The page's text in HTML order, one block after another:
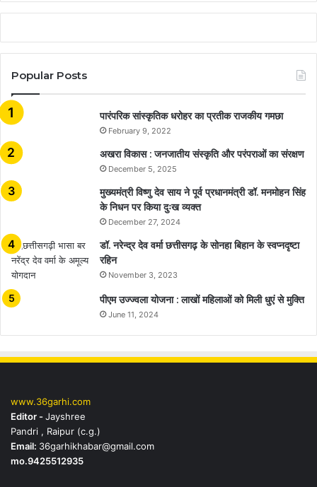
Popular Posts
​​​​​​​पारंपरिक सांस्कृतिक धरोहर का प्रतीक राजकीय गमछा
February 9, 2022
अखरा विकास : जनजातीय संस्कृति और परंपराओं का संरक्षण
December 5, 2025
मुख्यमंत्री विष्णु देव साय ने पूर्व प्रधानमंत्री डॉ. मनमोहन सिंह
के निधन पर किया दुःख व्यक्त
December 27, 2024
डॉ. नरेन्द्र देव वर्मा छत्तीसगढ़ के सोनहा बिहान के स्वप्नदृष्टा
रहिन
November 3, 2023
पीएम उज्ज्वला योजना : लाखों महिलाओं को मिली धुएं से मुक्ति
June 11, 2024
www.36garhi.com
Editor -Jayshree
Pandri , Raipur (c.g.)
Email: 36garhikhabar@gmail.com
mo.9425512935